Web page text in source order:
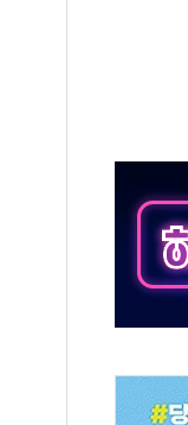
택자 귀환 조짐에 전월
협 통항 제한 검토에
하락…다우 5거래일 랠
·정청래·김민석 후보 -
동산정책 2차 점검회